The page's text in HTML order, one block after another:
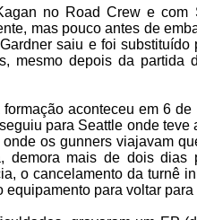
no Road Crew e
mas pouco antes de
saiu e foi
mesmo depois da
aconteceu em 6
para Seattle onde
os gunners viajavam
demora mais de dois dias
o cancelamento da turnê
para voltar para